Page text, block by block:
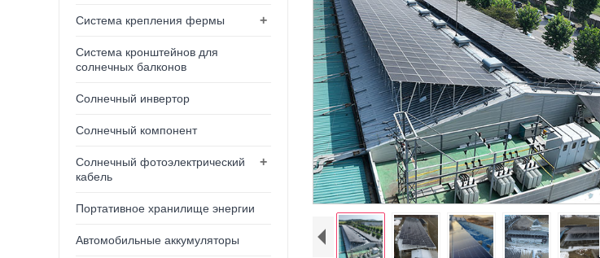
+
Система крепления фермы
Система кронштейнов для
солнечных балконов
Солнечный инвертор
Солнечный компонент
+
Солнечный фотоэлектрический
кабель
Портативное хранилище энергии
Автомобильные аккумуляторы